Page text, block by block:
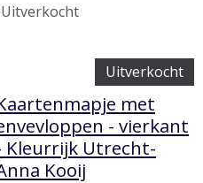
Uitverkocht
Uitverkocht
met
- vierkant
Kleurrijk Utrecht-
Kooij